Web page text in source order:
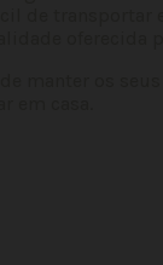
de transportar e
oferecida
manter os
casa.